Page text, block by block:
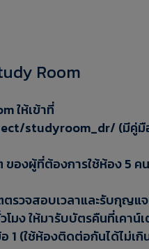
Room
ให้เข้าที่
studyroom_dr/ (มีคู่มื
องผู้ที่ต้องการใช้ห้อง 5 ค
ตรวจสอบเวลาและรับกุญแ
มง ให้มารับบัตรคืนที่เคาน์
(ใช้ห้องติดต่อกันได้ไม่เกิ